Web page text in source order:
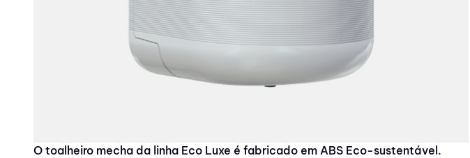
O toalheiro mecha da linha Eco Luxe é fabricado em ABS Eco-sustentável.